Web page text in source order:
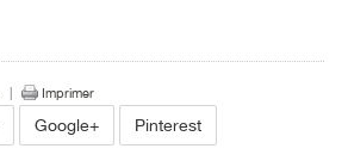
Imprimer
Google+ Pinterest